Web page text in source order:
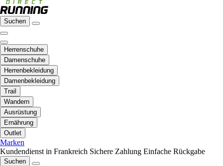
Suchen
Herrenschuhe
Damenschuhe
Herrenbekleidung
Damenbekleidung
Trail
Wandern
Ausrüstung
Ernährung
Outlet
Marken
Kundendienst in Frankreich Sichere Zahlung Einfache Rückgabe
Suchen